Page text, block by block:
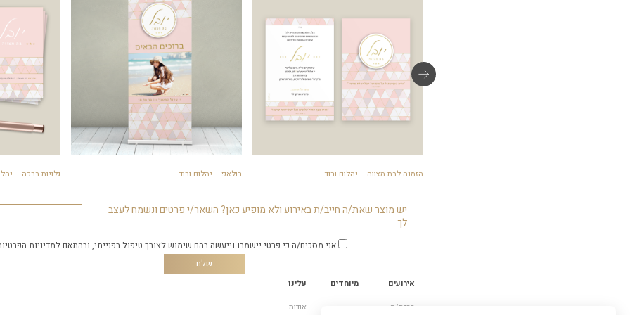
הזמנה לבת מצווה – יהלום ורוד רולאפ – יהלום ורוד גלויות ברכה –
יש מוצר שאת/ה חייב/ת באירוע ולא מופיע כאן? השאר/י פרטים ונשמח לעצב
לך
אני מסכים/ה כי פרטי יישמרו וייעשה בהם שימוש לצורך טיפול בפנייתי, ובהתאם למדיניות
אירועים
ברית/ה
מיוחדים
עלינו
אודות